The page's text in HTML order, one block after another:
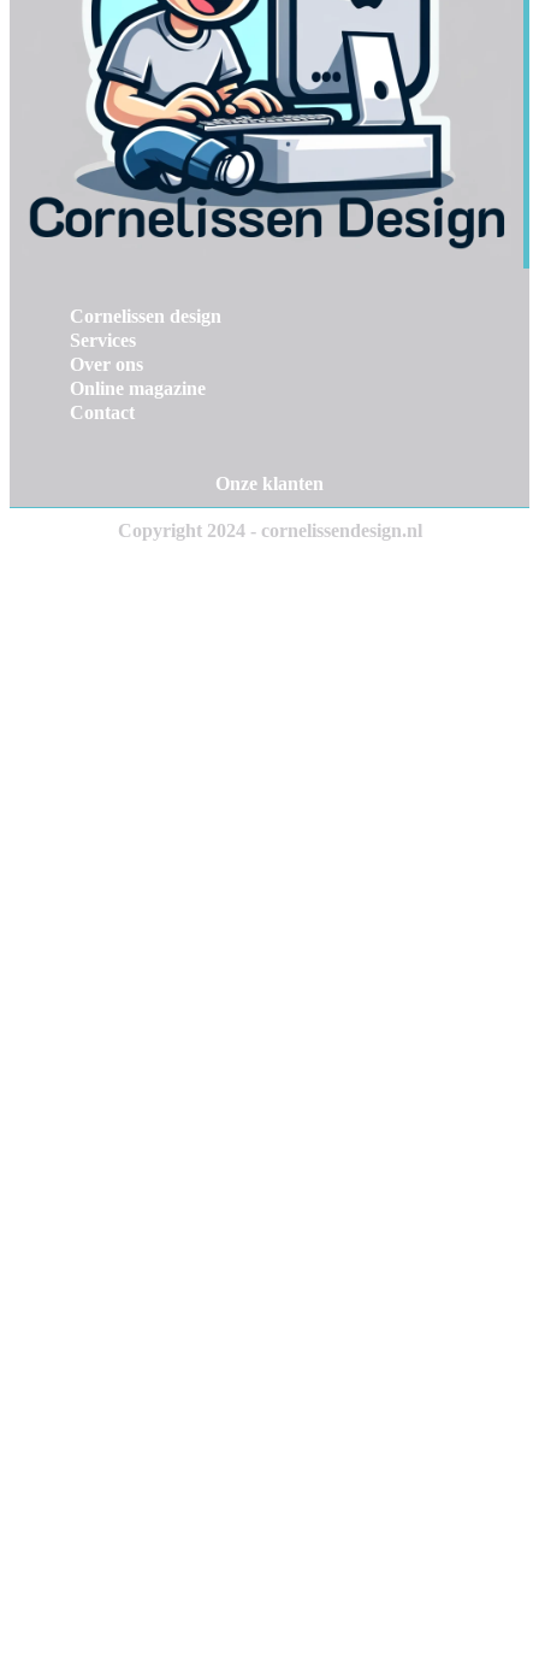
Cornelissen design
Services
Over ons
Online magazine
Contact
Onze klanten
Copyright 2024 - cornelissendesign.nl